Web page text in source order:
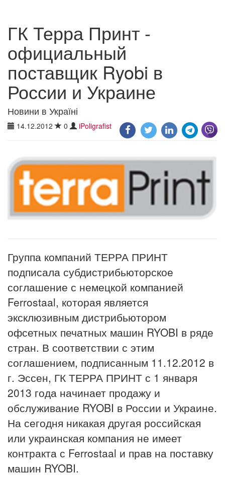
ГК Терра Принт -
официальный
поставщик Ryobi в
России и Украине
Новини в Україні
14.12.2012 0 iPoligrafist
Группа компаний ТЕРРА ПРИНТ
подписала субдистрибьюторское
соглашение с немецкой компанией
Ferrostaal, которая является
эксклюзивным дистрибьютором
офсетных печатных машин RYOBI в ряде
стран. В соответствии с этим
соглашением, подписанным 11.12.2012 в
г. Эссен, ГК ТЕРРА ПРИНТ с 1 января
2013 года начинает продажу и
обслуживание RYOBI в России и Украине.
На сегодня никакая другая российская
или украинская компания не имеет
контракта с Ferrostaal и прав на поставку
машин RYOBI.